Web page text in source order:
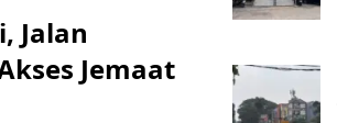
Jalan
Jemaat